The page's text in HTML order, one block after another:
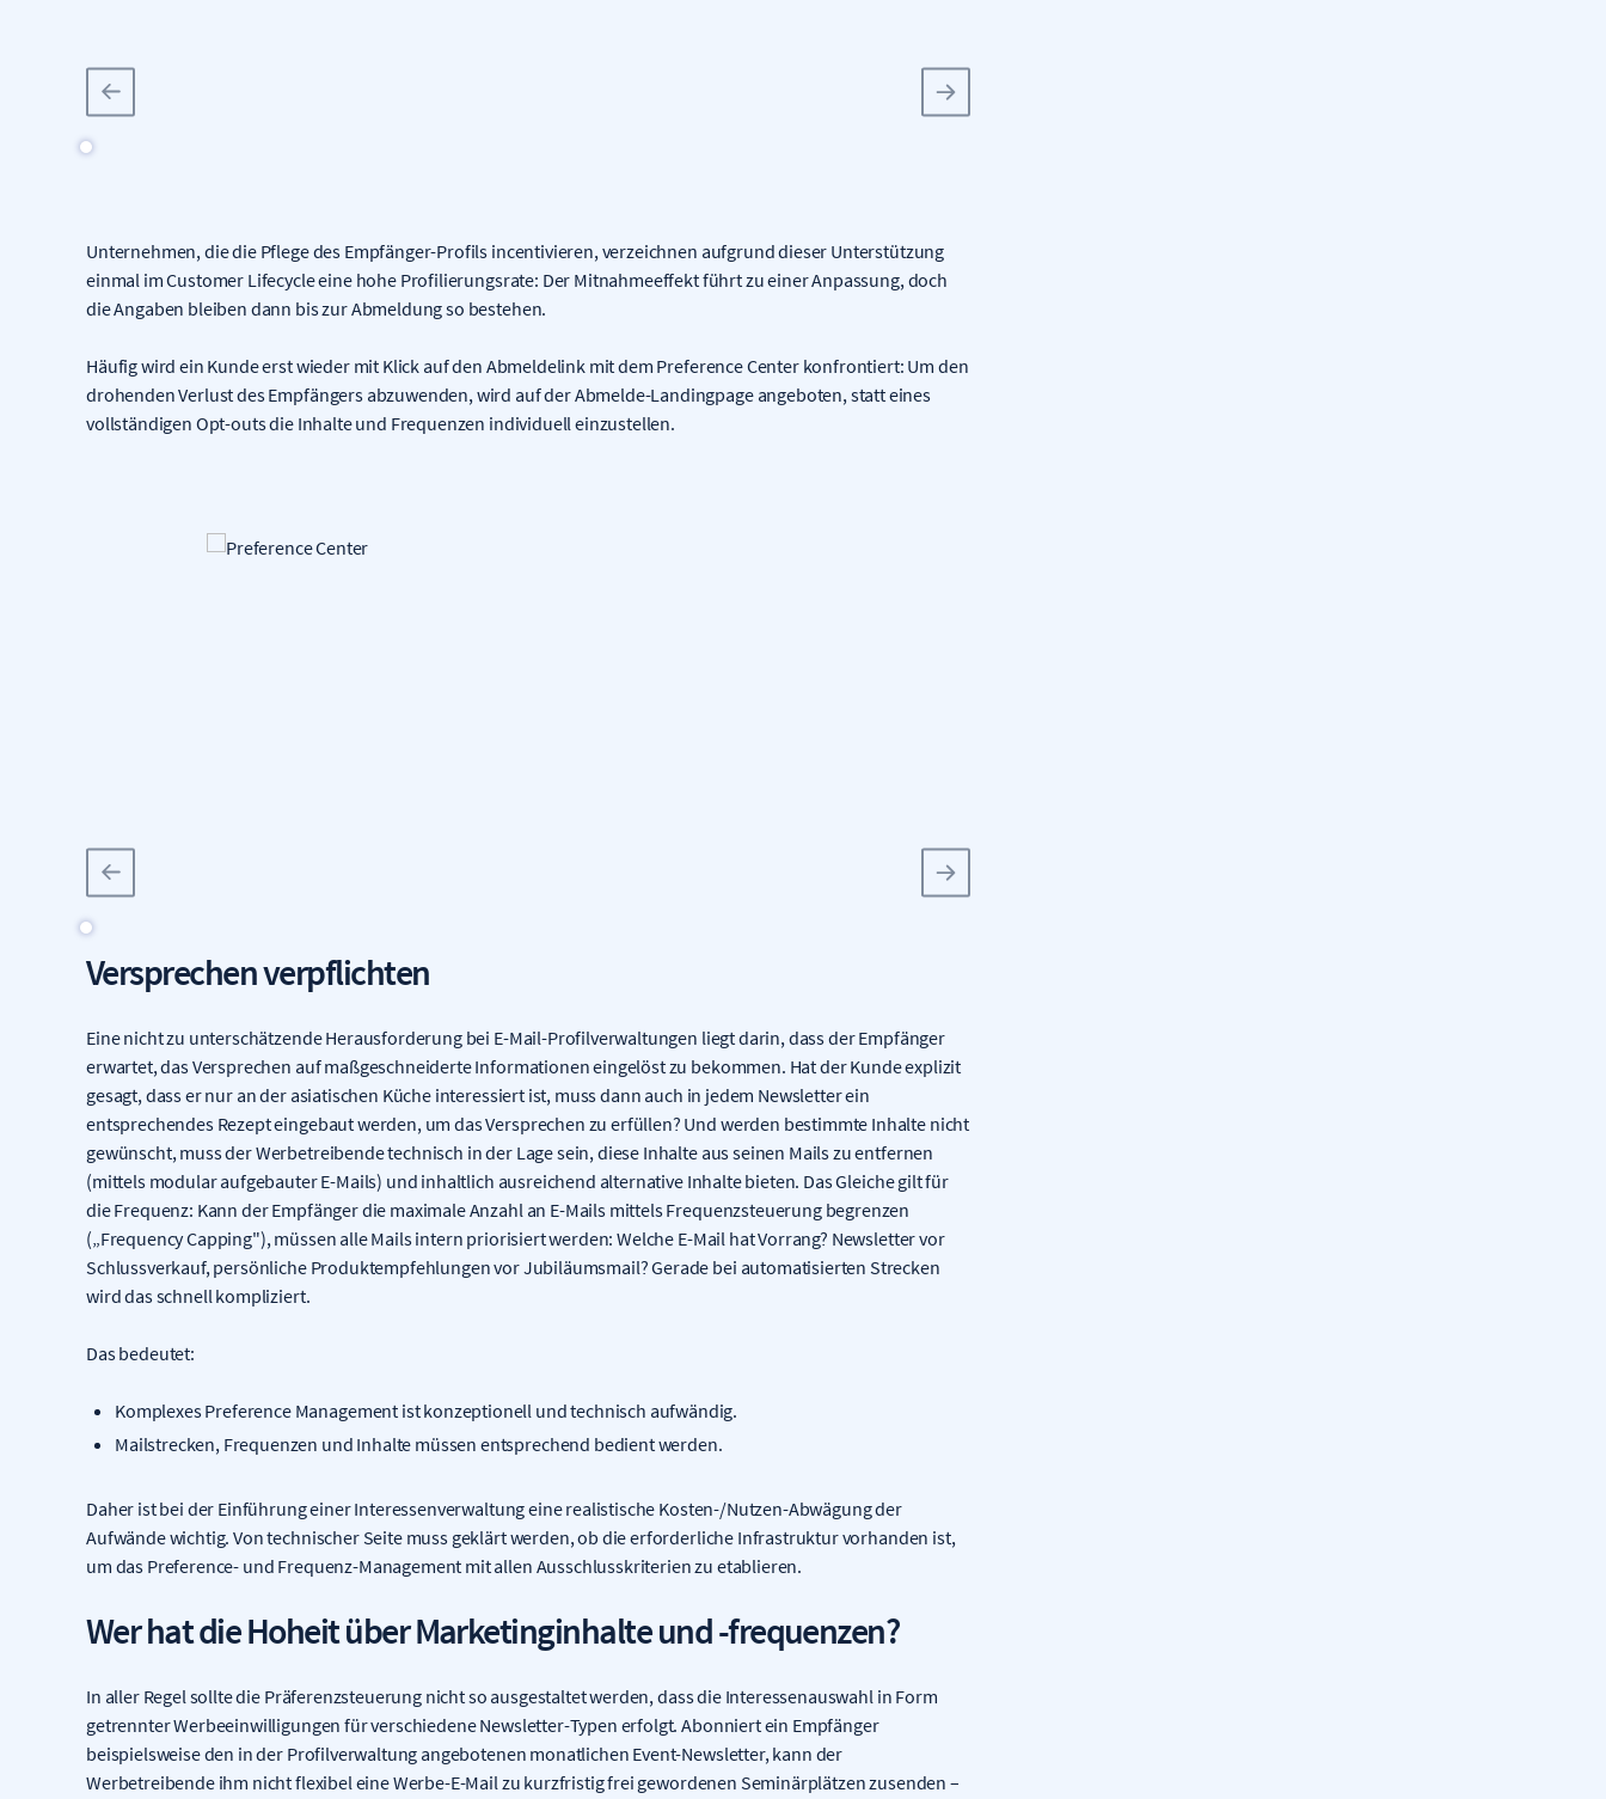
Unternehmen, die die Pflege des Empfänger-Profils incentivieren, verzeichnen aufgrund dieser Unterstützung
einmal im Customer Lifecycle eine hohe Profilierungsrate: Der Mitnahmeeffekt führt zu einer Anpassung, doch
die Angaben bleiben dann bis zur Abmeldung so bestehen.
Häufig wird ein Kunde erst wieder mit Klick auf den Abmeldelink mit dem Preference Center konfrontiert: Um den
drohenden Verlust des Empfängers abzuwenden, wird auf der Abmelde-Landingpage angeboten, statt eines
vollständigen Opt-outs die Inhalte und Frequenzen individuell einzustellen.
Versprechen verpflichten
Eine nicht zu unterschätzende Herausforderung bei E-Mail-Profilverwaltungen liegt darin, dass der Empfänger
erwartet, das Versprechen auf maßgeschneiderte Informationen eingelöst zu bekommen. Hat der Kunde explizit
gesagt, dass er nur an der asiatischen Küche interessiert ist, muss dann auch in jedem Newsletter ein
entsprechendes Rezept eingebaut werden, um das Versprechen zu erfüllen? Und werden bestimmte Inhalte nicht
gewünscht, muss der Werbetreibende technisch in der Lage sein, diese Inhalte aus seinen Mails zu entfernen
(mittels modular aufgebauter E-Mails) und inhaltlich ausreichend alternative Inhalte bieten. Das Gleiche gilt für
die Frequenz: Kann der Empfänger die maximale Anzahl an E-Mails mittels Frequenzsteuerung begrenzen
(„Frequency Capping"), müssen alle Mails intern priorisiert werden: Welche E-Mail hat Vorrang? Newsletter vor
Schlussverkauf, persönliche Produktempfehlungen vor Jubiläumsmail? Gerade bei automatisierten Strecken
wird das schnell kompliziert.
Das bedeutet:
Komplexes Preference Management ist konzeptionell und technisch aufwändig.
Mailstrecken, Frequenzen und Inhalte müssen entsprechend bedient werden.
Daher ist bei der Einführung einer Interessenverwaltung eine realistische Kosten-/Nutzen-Abwägung der
Aufwände wichtig. Von technischer Seite muss geklärt werden, ob die erforderliche Infrastruktur vorhanden ist,
um das Preference- und Frequenz-Management mit allen Ausschlusskriterien zu etablieren.
Wer hat die Hoheit über Marketinginhalte und -frequenzen?
In aller Regel sollte die Präferenzsteuerung nicht so ausgestaltet werden, dass die Interessenauswahl in Form
getrennter Werbeeinwilligungen für verschiedene Newsletter-Typen erfolgt. Abonniert ein Empfänger
beispielsweise den in der Profilverwaltung angebotenen monatlichen Event-Newsletter, kann der
Werbetreibende ihm nicht flexibel eine Werbe-E-Mail zu kurzfristig frei gewordenen Seminärplätzen zusenden –